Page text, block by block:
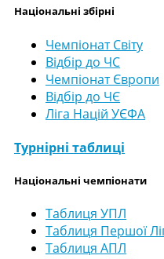
Національні збірні
Чемпіонат Світу
Відбір до ЧС
Чемпіонат Європи
Відбір до ЧЄ
Ліга Націй УЄФА
Турнірні таблиці
Національні чемпіонати
Таблиця УПЛ
Таблиця Першої
Таблиця АПЛ